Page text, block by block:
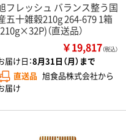
フレッシュ バランス整う国
五十雑穀210g 264-679 1箱
（直送品）
￥19,817（税込）
届け日：8月31日（月）まで
直送品 旭食品株式会社から
届け